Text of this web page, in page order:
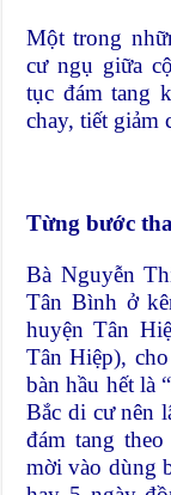
Một trong
cư ngụ giữa
tục đám tang
chay, tiết giảm
Từng bước
Bà Nguyễn
Tân Bình ở
huyện Tân
Tân Hiệp),
bàn hầu hết là
Bắc di cư nên
đám tang
mời vào dùng